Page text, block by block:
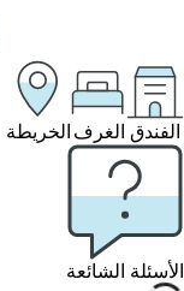
الفندق الغرف الخريطة
الأسئلة الشائعة